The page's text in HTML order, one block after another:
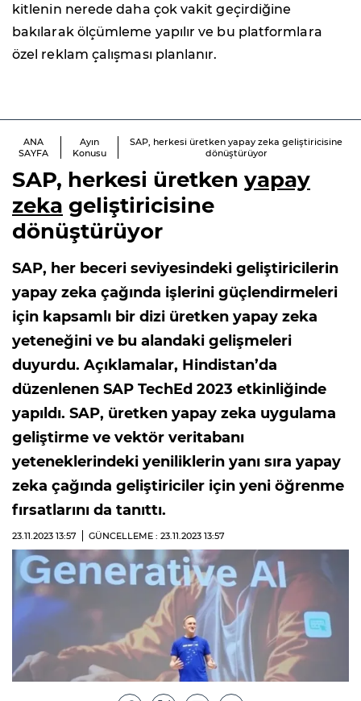
kitlenin nerede daha çok vakit geçirdiğine
bakılarak ölçümleme yapılır ve bu platformlara
özel reklam çalışması planlanır.
ANA
SAYFA
Ayın
Konusu
SAP, herkesi üretken yapay zeka geliştiricisine
dönüştürüyor
SAP, herkesi üretken yapay
zeka geliştiricisine
dönüştürüyor
SAP, her beceri seviyesindeki geliştiricilerin
yapay zeka çağında işlerini güçlendirmeleri
için kapsamlı bir dizi üretken yapay zeka
yeteneğini ve bu alandaki gelişmeleri
duyurdu. Açıklamalar, Hindistan’da
düzenlenen SAP TechEd 2023 etkinliğinde
yapıldı. SAP, üretken yapay zeka uygulama
geliştirme ve vektör veritabanı
yeteneklerindeki yeniliklerin yanı sıra yapay
zeka çağında geliştiriciler için yeni öğrenme
fırsatlarını da tanıttı.
23.11.2023 13:57 GÜNCELLEME : 23.11.2023 13:57